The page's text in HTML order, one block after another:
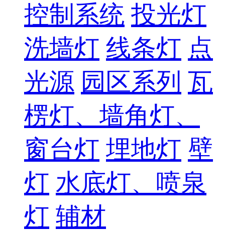
控制系统 投光灯
洗墙灯 线条灯 点
光源 园区系列 瓦
楞灯、墙角灯、
窗台灯 埋地灯 壁
灯 水底灯、喷泉
灯 辅材